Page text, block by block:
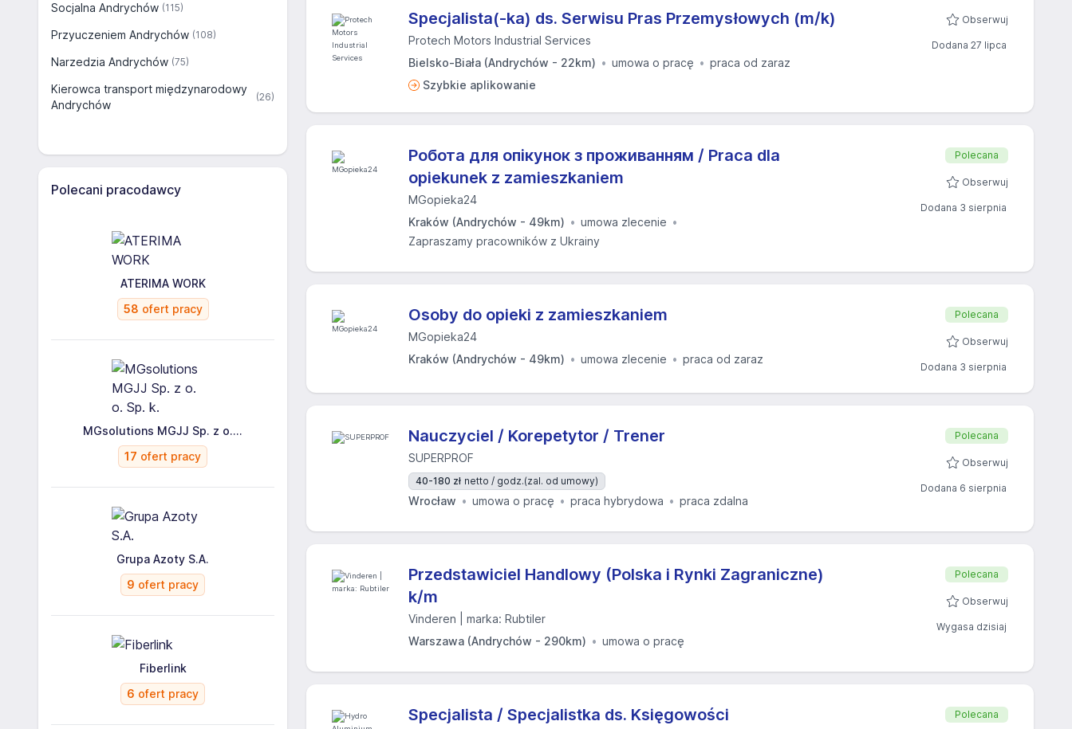
Socjalna Andrychów (115)
Przyuczeniem Andrychów (108)
Narzedzia Andrychów (75)
Kierowca transport międzynarodowy
Andrychów
(26)
Polecani pracodawcy
ATERIMA WORK
58 ofert pracy
MGsolutions MGJJ Sp. z o....
17 ofert pracy
Grupa Azoty S.A.
9 ofert pracy
Fiberlink
6 ofert pracy
Specjalista(-ka) ds. Serwisu Pras Przemysłowych (m/k)
Protech Motors Industrial Services
Bielsko-Biała (Andrychów - 22km)
umowa o pracę
praca od zaraz
Szybkie aplikowanie
Obserwuj
Dodana 27 lipca
Робота для опікунок з проживанням / Praca dla
opiekunek z zamieszkaniem
MGopieka24
Kraków (Andrychów - 49km)
umowa zlecenie
Zapraszamy pracowników z Ukrainy
Polecana
Obserwuj
Dodana 3 sierpnia
Osoby do opieki z zamieszkaniem
MGopieka24
Kraków (Andrychów - 49km)
umowa zlecenie praca od zaraz
Polecana
Obserwuj
Dodana 3 sierpnia
Nauczyciel / Korepetytor / Trener
SUPERPROF
40-180 zł netto / godz.(zal. od umowy)
Wrocław umowa o pracę praca hybrydowa praca zdalna
Polecana
Obserwuj
Dodana 6 sierpnia
Przedstawiciel Handlowy (Polska i Rynki Zagraniczne)
k/m
Vinderen | marka: Rubtiler
Warszawa (Andrychów - 290km)
umowa o pracę
Polecana
Obserwuj
Wygasa dzisiaj
Specjalista / Specjalistka ds. Księgowości Polecana